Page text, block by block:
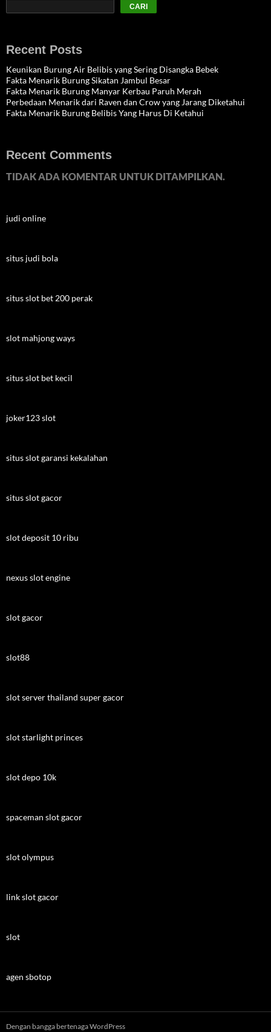
CARI
Recent Posts
Keunikan Burung Air Belibis yang Sering Disangka Bebek
Fakta Menarik Burung Sikatan Jambul Besar
Fakta Menarik Burung Manyar Kerbau Paruh Merah
Perbedaan Menarik dari Raven dan Crow yang Jarang Diketahui
Fakta Menarik Burung Belibis Yang Harus Di Ketahui
Recent Comments
TIDAK ADA KOMENTAR UNTUK DITAMPILKAN.
judi online
situs judi bola
situs slot bet 200 perak
slot mahjong ways
situs slot bet kecil
joker123 slot
situs slot garansi kekalahan
situs slot gacor
slot deposit 10 ribu
nexus slot engine
slot gacor
slot88
slot server thailand super gacor
slot starlight princes
slot depo 10k
spaceman slot gacor
slot olympus
link slot gacor
slot
agen sbotop
Dengan bangga bertenaga WordPress